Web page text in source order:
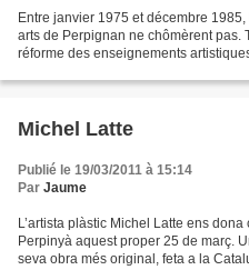
Entre janvier 1975 et décembre
arts de Perpignan ne chômèrent pas.
réforme des enseignements
Michel Latte
Publié le 19/03/2011 à 15:14
Par Jaume
L’artista plàstic Michel Latte ens
Perpinyà aquest proper 25 de març.
seva obra més original, feta a la